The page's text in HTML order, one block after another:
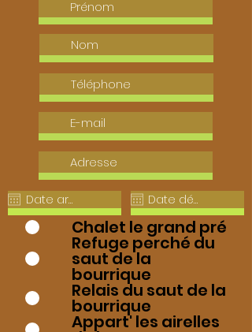
Chalet le grand pré
Refuge perché du
saut de la
bourrique
Relais du saut de la
bourrique
Appart' les airelles